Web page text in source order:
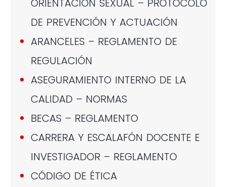
ORIENTACIÓN SEXUAL – PROTOCOLO
DE PREVENCIÓN Y ACTUACIÓN
ARANCELES – REGLAMENTO DE
REGULACIÓN
ASEGURAMIENTO INTERNO DE LA
CALIDAD – NORMAS
BECAS – REGLAMENTO
CARRERA Y ESCALAFÓN DOCENTE E
INVESTIGADOR – REGLAMENTO
CÓDIGO DE ÉTICA